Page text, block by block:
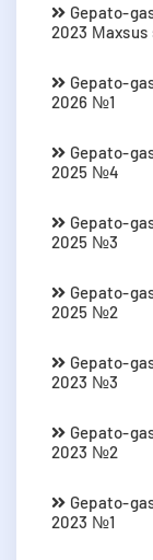
Gepato-
2023
Gepato-
2026 №1
Gepato-
2025 №4
Gepato-
2025 №3
Gepato-
2025 №2
Gepato-
2023 №3
Gepato-
2023 №2
Gepato-
2023 №1